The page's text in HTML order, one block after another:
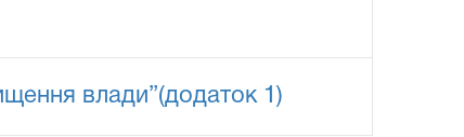
влади”(додаток 1)